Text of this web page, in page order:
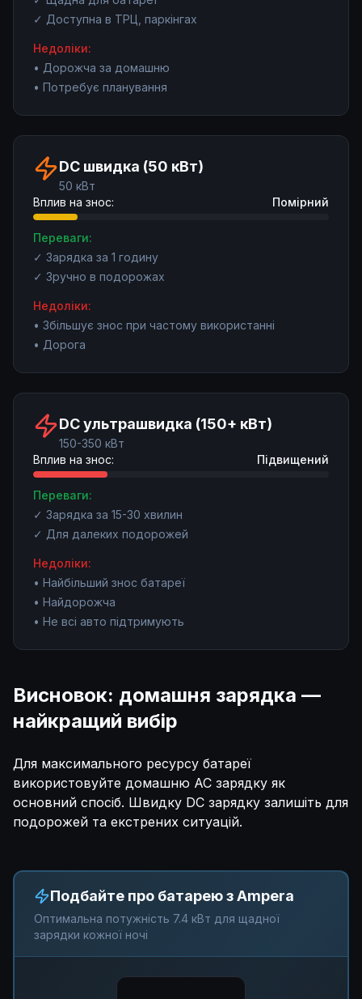
✓ Доступна в ТРЦ, паркінгах
Недоліки:
• Дорожча за домашню
• Потребує планування
DC швидка (50 кВт)
50 кВт
Вплив на знос:
Помірний
Переваги:
✓ Зарядка за 1 годину
✓ Зручно в подорожах
Недоліки:
• Збільшує знос при частому використанні
• Дорога
DC ультрашвидка (150+ кВт)
150-350 кВт
Вплив на знос:
Підвищений
Переваги:
✓ Зарядка за 15-30 хвилин
✓ Для далеких подорожей
Недоліки:
• Найбільший знос батареї
• Найдорожча
• Не всі авто підтримують
Висновок: домашня зарядка —
найкращий вибір
Для максимального ресурсу батареї
використовуйте домашню AC зарядку як
основний спосіб. Швидку DC зарядку залишіть для
подорожей та екстрених ситуацій.
Подбайте про батарею з Ampera
Оптимальна потужність 7.4 кВт для щадної
зарядки кожної ночі